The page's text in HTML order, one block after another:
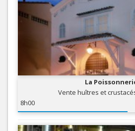
La
Vente huîtres et
8h00